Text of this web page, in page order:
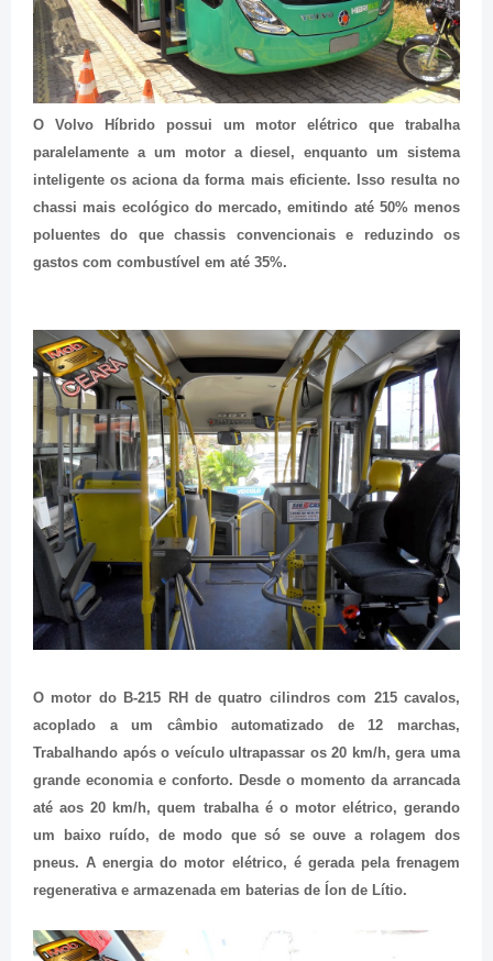
O Volvo Híbrido possui um motor elétrico que trabalha
paralelamente a um motor a diesel, enquanto um sistema
inteligente os aciona da forma mais eficiente. Isso resulta no
chassi mais ecológico do mercado, emitindo até 50% menos
poluentes do que chassis convencionais e reduzindo os
gastos com combustível em até 35%.
O motor do B-215 RH de quatro cilindros com 215 cavalos,
acoplado a um câmbio automatizado de 12 marchas,
Trabalhando após o veículo ultrapassar os 20 km/h, gera uma
grande economia e conforto. Desde o momento da arrancada
até aos 20 km/h, quem trabalha é o motor elétrico, gerando
um baixo ruído, de modo que só se ouve a rolagem dos
pneus. A energia do motor elétrico, é gerada pela frenagem
regenerativa e armazenada em baterias de Íon de Lítio.